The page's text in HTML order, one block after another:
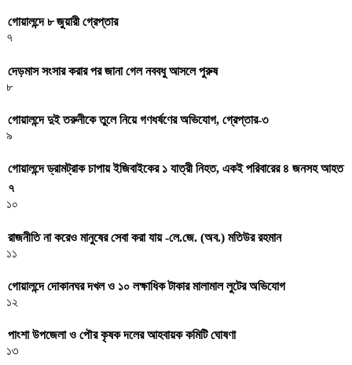
গোয়ালন্দে ৮ জুয়ারী গ্রেপ্তার
৭
দেড়মাস সংসার করার পর জানা গেল নববধু আসলে পুরুষ
৮
গোয়ালন্দে দুই তরুনীকে তুলে নিয়ে গণধর্ষণের অভিযোগ, গ্রেপ্তার-৩
৯
গোয়ালন্দে ড্রামট্রাক চাপায় ইজিবাইকের ১ যাত্রী নিহত, একই পরিবারের ৪ জনসহ আহত
৭
১০
রাজনীতি না করেও মানুষের সেবা করা যায় -লে.জে. (অব.) মতিউর রহমান
১১
গোয়ালন্দে দোকানঘর দখল ও ১০ লক্ষাধিক টাকার মালামাল লুটের অভিযোগ
১২
পাংশা উপজেলা ও পৌর কৃষক দলের আহবায়ক কমিটি ঘোষণা
১৩